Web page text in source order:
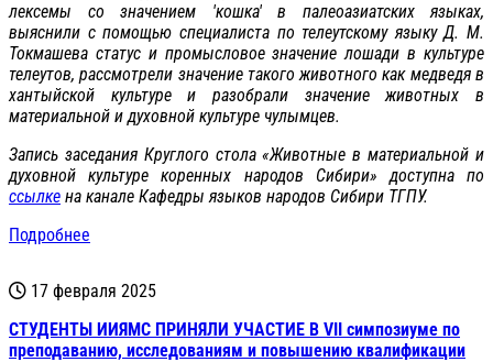
лексемы со значением 'кошка' в палеоазиатских языках,
выяснили с помощью специалиста по телеутскому языку Д. М.
Токмашева статус и промысловое значение лошади в культуре
телеутов, рассмотрели значение такого животного как медведя в
хантыйской культуре и разобрали значение животных в
материальной и духовной культуре чулымцев.
Запись заседания Круглого стола «Животные в материальной и
духовной культуре коренных народов Сибири» доступна по
ссылке на канале Кафедры языков народов Сибири ТГПУ.
Подробнее
17 февраля 2025
СТУДЕНТЫ ИИЯМС ПРИНЯЛИ УЧАСТИЕ В VII симпозиуме по
преподаванию, исследованиям и повышению квалификации